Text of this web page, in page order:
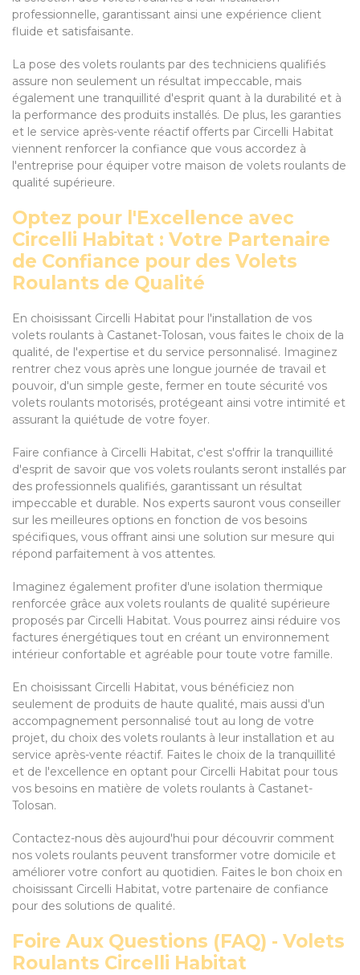
professionnelle, garantissant ainsi une expérience client
fluide et satisfaisante.
La pose des volets roulants par des techniciens qualifiés
assure non seulement un résultat impeccable, mais
également une tranquillité d'esprit quant à la durabilité et à
la performance des produits installés. De plus, les garanties
et le service après-vente réactif offerts par Circelli Habitat
viennent renforcer la confiance que vous accordez à
l'entreprise pour équiper votre maison de volets roulants de
qualité supérieure.
Optez pour l'Excellence avec
Circelli Habitat : Votre Partenaire
de Confiance pour des Volets
Roulants de Qualité
En choisissant Circelli Habitat pour l'installation de vos
volets roulants à Castanet-Tolosan, vous faites le choix de la
qualité, de l'expertise et du service personnalisé. Imaginez
rentrer chez vous après une longue journée de travail et
pouvoir, d'un simple geste, fermer en toute sécurité vos
volets roulants motorisés, protégeant ainsi votre intimité et
assurant la quiétude de votre foyer.
Faire confiance à Circelli Habitat, c'est s'offrir la tranquillité
d'esprit de savoir que vos volets roulants seront installés par
des professionnels qualifiés, garantissant un résultat
impeccable et durable. Nos experts sauront vous conseiller
sur les meilleures options en fonction de vos besoins
spécifiques, vous offrant ainsi une solution sur mesure qui
répond parfaitement à vos attentes.
Imaginez également profiter d'une isolation thermique
renforcée grâce aux volets roulants de qualité supérieure
proposés par Circelli Habitat. Vous pourrez ainsi réduire vos
factures énergétiques tout en créant un environnement
intérieur confortable et agréable pour toute votre famille.
En choisissant Circelli Habitat, vous bénéficiez non
seulement de produits de haute qualité, mais aussi d'un
accompagnement personnalisé tout au long de votre
projet, du choix des volets roulants à leur installation et au
service après-vente réactif. Faites le choix de la tranquillité
et de l'excellence en optant pour Circelli Habitat pour tous
vos besoins en matière de volets roulants à Castanet-
Tolosan.
Contactez-nous dès aujourd'hui pour découvrir comment
nos volets roulants peuvent transformer votre domicile et
améliorer votre confort au quotidien. Faites le bon choix en
choisissant Circelli Habitat, votre partenaire de confiance
pour des solutions de qualité.
Foire Aux Questions (FAQ) - Volets
Roulants Circelli Habitat